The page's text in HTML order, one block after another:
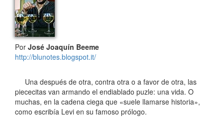
Por José Joaquín Beeme
http://blunotes.blogspot.it/
Una después de otra, contra otra o a favor de otra, las
piececitas van armando el endiablado puzle: una vida. O
muchas, en la cadena ciega que «suele llamarse historia»,
como escribía Levi en su famoso prólogo.